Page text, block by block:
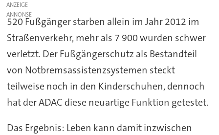
ANZEIGE
520 Fußgänger starben allein im Jahr 2012 im
Straßenverkehr, mehr als 7 900 wurden schwer
verletzt. Der Fußgängerschutz als Bestandteil
von Notbremsassistenzsystemen steckt
teilweise noch in den Kinderschuhen, dennoch
hat der ADAC diese neuartige Funktion getestet.
Das Ergebnis: Leben kann damit inzwischen